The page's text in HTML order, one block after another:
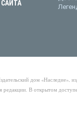
САЙТА
дом «Наследие»,
редакции. В открытом